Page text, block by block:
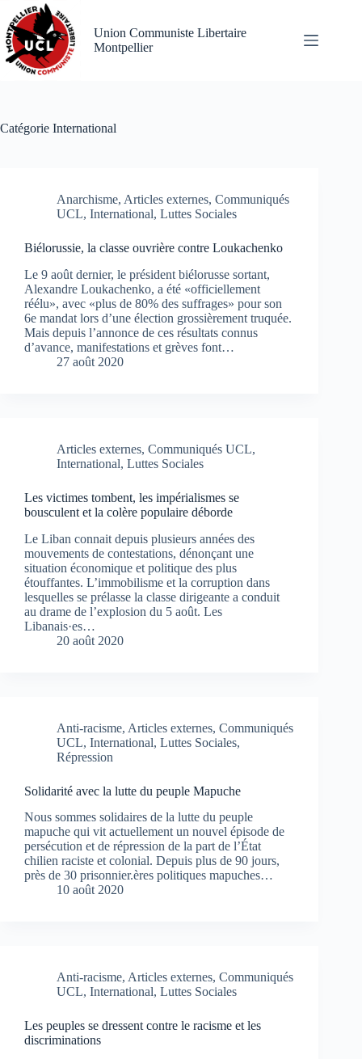
Passer
au
contenu
Union Communiste Libertaire
Montpellier
Catégorie International
Anarchisme, Articles externes, Communiqués
UCL, International, Luttes Sociales
Biélorussie, la classe ouvrière contre Loukachenko
Le 9 août dernier, le président biélorusse sortant,
Alexandre Loukachenko, a été «officiellement
réélu», avec «plus de 80% des suffrages» pour son
6e mandat lors d’une élection grossièrement truquée.
Mais depuis l’annonce de ces résultats connus
d’avance, manifestations et grèves font…
27 août 2020
Articles externes, Communiqués UCL,
International, Luttes Sociales
Les victimes tombent, les impérialismes se
bousculent et la colère populaire déborde
Le Liban connait depuis plusieurs années des
mouvements de contestations, dénonçant une
situation économique et politique des plus
étouffantes. L’immobilisme et la corruption dans
lesquelles se prélasse la classe dirigeante a conduit
au drame de l’explosion du 5 août. Les
Libanais·es…
20 août 2020
Anti-racisme, Articles externes, Communiqués
UCL, International, Luttes Sociales,
Répression
Solidarité avec la lutte du peuple Mapuche
Nous sommes solidaires de la lutte du peuple
mapuche qui vit actuellement un nouvel épisode de
persécution et de répression de la part de l’État
chilien raciste et colonial. Depuis plus de 90 jours,
près de 30 prisonnier.ères politiques mapuches…
10 août 2020
Anti-racisme, Articles externes, Communiqués
UCL, International, Luttes Sociales
Les peuples se dressent contre le racisme et les
discriminations